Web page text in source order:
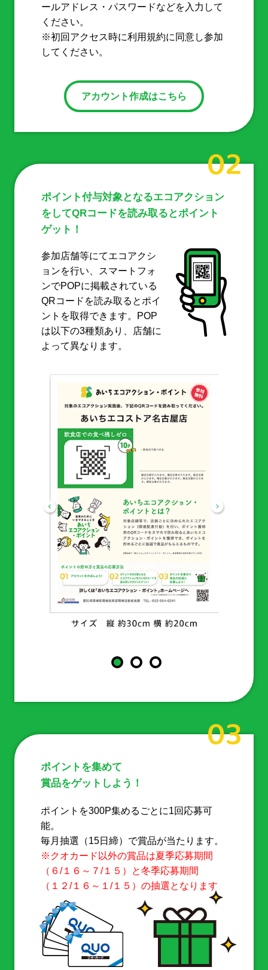
ールアドレス・パスワードなどを入力して
ください。
※初回アクセス時に利用規約に同意し参加
してください。
アカウント作成はこちら
02
ポイント付与対象となるエコアクション
をしてQRコードを読み取るとポイント
ゲット！
参加店舗等にてエコアクシ
ョンを行い、スマートフォ
ンでPOPに掲載されている
QRコードを読み取るとポイ
ントを取得できます。POP
は以下の3種類あり、店舗に
よって異なります。
03
ポイントを集めて
賞品をゲットしよう！
ポイントを300P集めるごとに1回応募可
能。
毎月抽選（15日締）で賞品が当たります。
※クオカード以外の賞品は夏季応募期間
（６/１６～７/１５）と冬季応募期間
（１２/１６～１/１５）の抽選となります